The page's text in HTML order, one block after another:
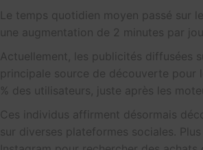
Le temps quotidien moyen passé sur
une augmentation de 2 minutes par
Actuellement, les publicités diffusées
principale source de découverte pour
% des utilisateurs, juste après les
Ces individus affirment désormais
sur diverses plateformes sociales.